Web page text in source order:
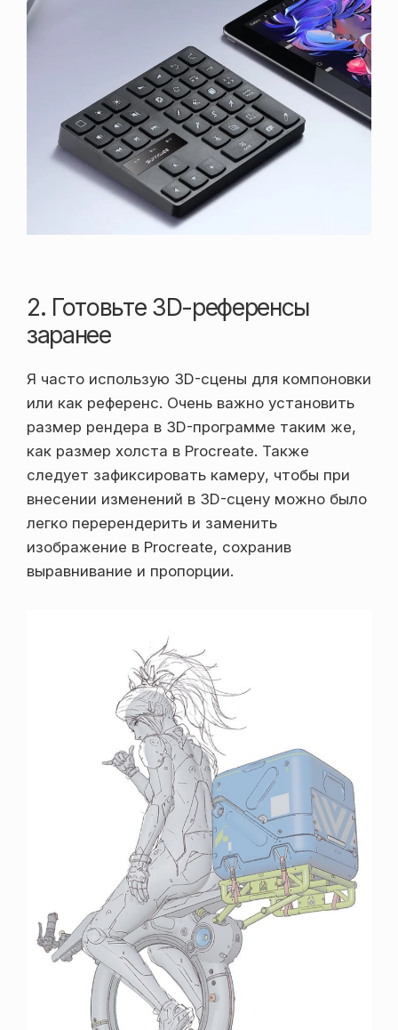
2. Готовьте 3D-референсы
заранее
Я часто использую 3D-сцены для компоновки
или как референс. Очень важно установить
размер рендера в 3D-программе таким же,
как размер холста в Procreate. Также
следует зафиксировать камеру, чтобы при
внесении изменений в 3D-сцену можно было
легко перерендерить и заменить
изображение в Procreate, сохранив
выравнивание и пропорции.